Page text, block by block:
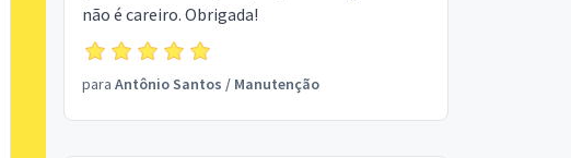
não é careiro. Obrigada!
para Antônio Santos / Manutenção